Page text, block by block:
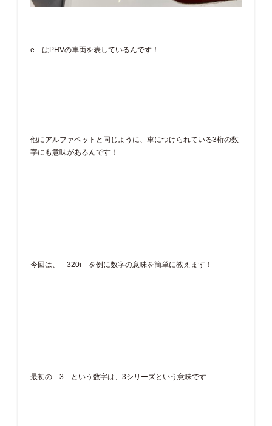
e はPHVの車両を表しているんです！
他にアルファベットと同じように、車につけられている3桁の数
字にも意味があるんです！
今回は、 320i を例に数字の意味を簡単に教えます！
最初の 3 という数字は、3シリーズという意味です